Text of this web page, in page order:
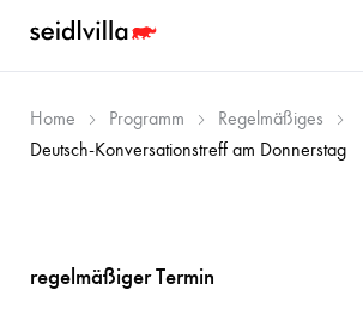
Home Programm
Regelmäßiges
Deutsch-Konversationstreff am Donnerstag
regelmäßiger Termin